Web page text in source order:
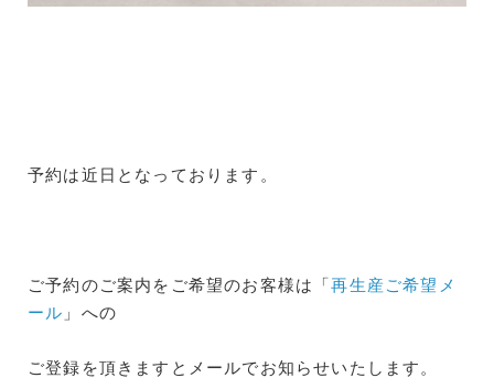
予約は近日となっております。
ご予約のご案内をご希望のお客様は「再生産ご希望メ
ール 」への
ご登録を頂きますとメールでお知らせいたします。